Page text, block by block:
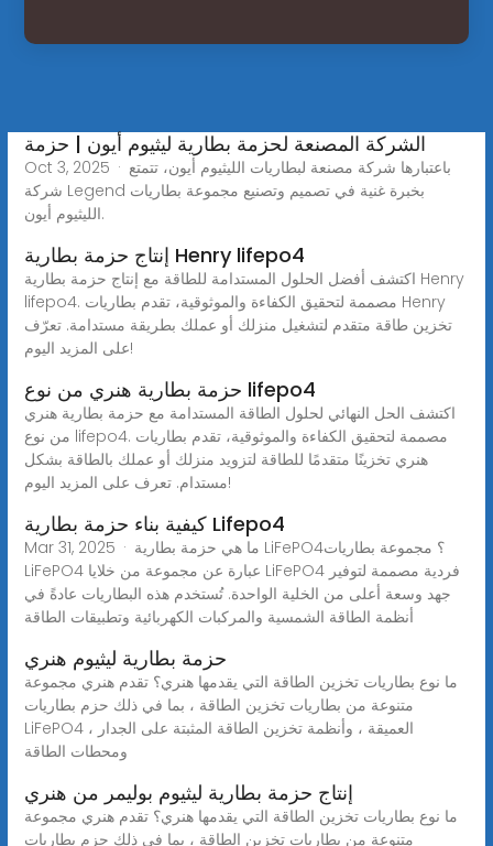
الشركة المصنعة لحزمة بطارية ليثيوم أيون | حزمة
Oct 3, 2025 · باعتبارها شركة مصنعة لبطاريات الليثيوم أيون، تتمتع
شركة Legend بخبرة غنية في تصميم وتصنيع مجموعة بطاريات
الليثيوم أيون.
إنتاج حزمة بطارية Henry lifepo4
اكتشف أفضل الحلول المستدامة للطاقة مع إنتاج حزمة بطارية Henry
lifepo4. مصممة لتحقيق الكفاءة والموثوقية، تقدم بطاريات Henry
تخزين طاقة متقدم لتشغيل منزلك أو عملك بطريقة مستدامة. تعرّف
على المزيد اليوم!
حزمة بطارية هنري من نوع lifepo4
اكتشف الحل النهائي لحلول الطاقة المستدامة مع حزمة بطارية هنري
من نوع lifepo4. مصممة لتحقيق الكفاءة والموثوقية، تقدم بطاريات
هنري تخزينًا متقدمًا للطاقة لتزويد منزلك أو عملك بالطاقة بشكل
مستدام. تعرف على المزيد اليوم!
كيفية بناء حزمة بطارية Lifepo4
Mar 31, 2025 · ما هي حزمة بطارية LiFePO4؟ مجموعة بطاريات
LiFePO4 عبارة عن مجموعة من خلايا LiFePO4 فردية مصممة لتوفير
جهد وسعة أعلى من الخلية الواحدة. تُستخدم هذه البطاريات عادةً في
أنظمة الطاقة الشمسية والمركبات الكهربائية وتطبيقات الطاقة
حزمة بطارية ليثيوم هنري
ما نوع بطاريات تخزين الطاقة التي يقدمها هنري؟ تقدم هنري مجموعة
متنوعة من بطاريات تخزين الطاقة ، بما في ذلك حزم بطاريات
LiFePO4 العميقة ، وأنظمة تخزين الطاقة المثبتة على الجدار ،
ومحطات الطاقة
إنتاج حزمة بطارية ليثيوم بوليمر من هنري
ما نوع بطاريات تخزين الطاقة التي يقدمها هنري؟ تقدم هنري مجموعة
متنوعة من بطاريات تخزين الطاقة ، بما في ذلك حزم بطاريات